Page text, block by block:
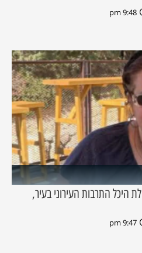
9:48 pm
היכל התרבות העירוני בעיר,
9:47 pm